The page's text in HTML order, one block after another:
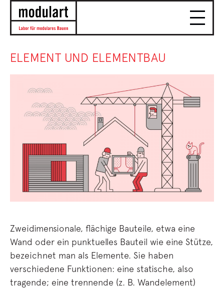
ELEMENT UND ELEMENTBAU
Zweidimensionale, flächige Bauteile, etwa eine
Wand oder ein punktuelles Bauteil wie eine Stütze,
bezeichnet man als Elemente. Sie haben
verschiedene Funktionen: eine statische, also
tragende; eine trennende (z. B. Wandelement)